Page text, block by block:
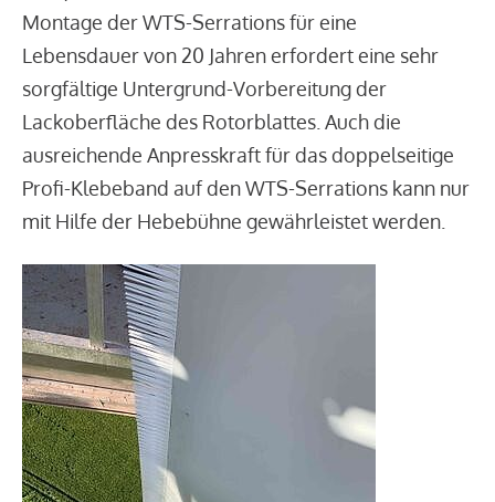
Montage der WTS-Serrations für eine
Lebensdauer von 20 Jahren erfordert eine sehr
sorgfältige Untergrund-Vorbereitung der
Lackoberfläche des Rotorblattes. Auch die
ausreichende Anpresskraft für das doppelseitige
Profi-Klebeband auf den WTS-Serrations kann nur
mit Hilfe der Hebebühne gewährleistet werden.